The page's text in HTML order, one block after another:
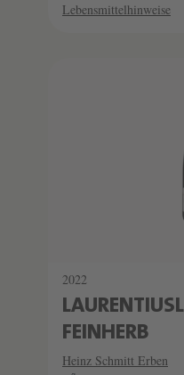
Lebensmittelhinweise
2022
FEINHERB
Heinz Schmitt Erben